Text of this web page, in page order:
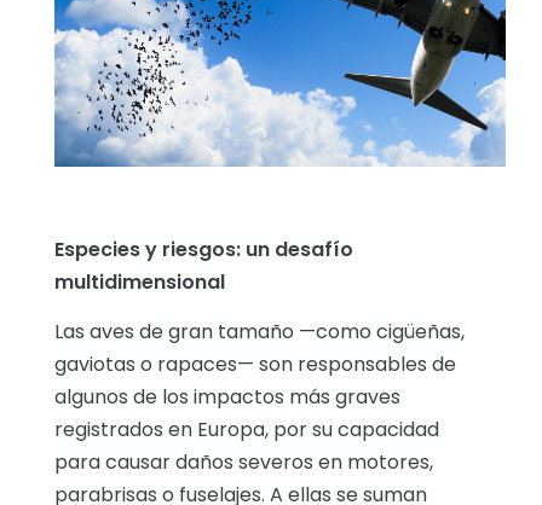
Especies y riesgos: un desafío
multidimensional
Las aves de gran tamaño —como cigüeñas,
gaviotas o rapaces— son responsables de
algunos de los impactos más graves
registrados en Europa, por su capacidad
para causar daños severos en motores,
parabrisas o fuselajes. A ellas se suman